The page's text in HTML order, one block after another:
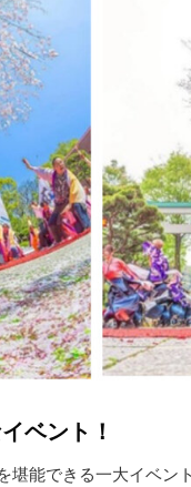
ベント！
堪能できる一大イベン